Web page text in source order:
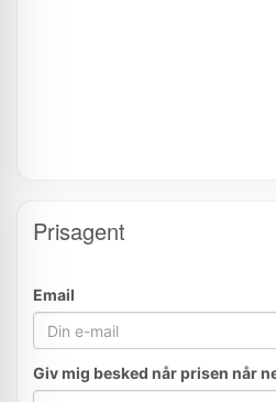
Prisagent
Email
Giv mig besked når prisen når